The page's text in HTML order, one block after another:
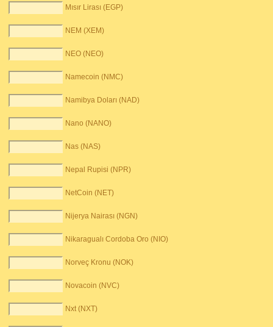
Mısır Lirası (EGP)
NEM (XEM)
NEO (NEO)
Namecoin (NMC)
Namibya Doları (NAD)
Nano (NANO)
Nas (NAS)
Nepal Rupisi (NPR)
NetCoin (NET)
Nijerya Nairası (NGN)
Nikaragualı Cordoba Oro (NIO)
Norveç Kronu (NOK)
Novacoin (NVC)
Nxt (NXT)